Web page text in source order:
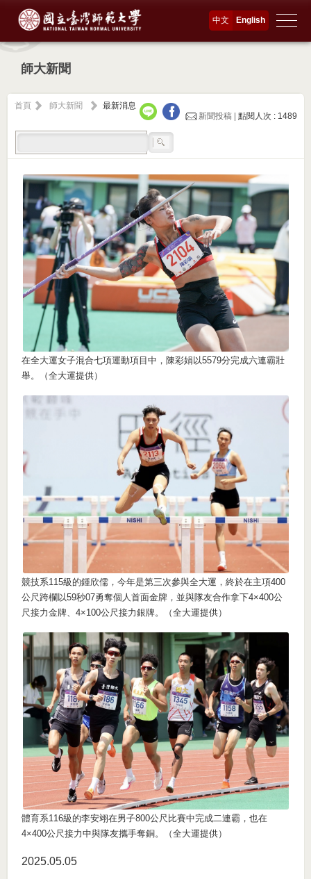
English
中文
師大新聞
首頁 師大新聞
最新消息
新聞投稿 |點閱人次 : 1489
在全大運女子混合七項運動項目中，陳彩娟以5579分完成六連霸壯
舉。（全大運提供）
競技系115級的鍾欣儒，今年是第三次參與全大運，終於在主項400
公尺跨欄以59秒07勇奪個人首面金牌，並與隊友合作拿下4×400公
尺接力金牌、4×100公尺接力銀牌。（全大運提供）
體育系116級的李安翊在男子800公尺比賽中完成二連霸，也在
4×400公尺接力中與隊友攜手奪銅。（全大運提供）
2025.05 05